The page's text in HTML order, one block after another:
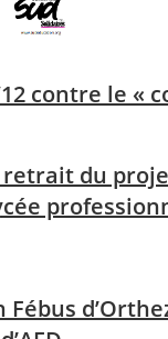
contre le «
retrait du
Fébus